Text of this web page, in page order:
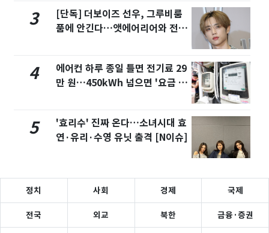
3
[단독] 더보이즈 선우, 그루비룸
품에 안긴다…앳에어리어와 전속
4
에어컨 하루 종일 틀면 전기료 29
만 원…450kWh 넘으면 '요금 폭
5
'효리수' 진짜 온다…소녀시대 효
연·유리·수영 유닛 출격 [N이슈]
정치 사회 경제 국제
전국 외교 북한 금융·증권